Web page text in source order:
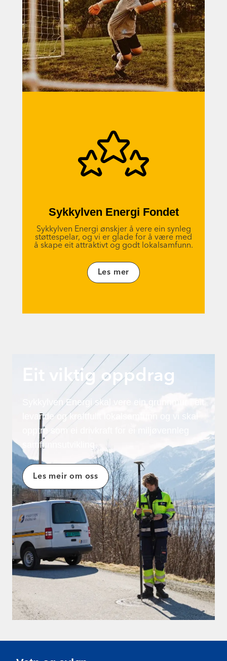
Sykkylven Energi Fondet
Sykkylven Energi ønskjer å vere ein synleg
støttespelar, og vi er glade for å være med
å skape eit attraktivt og godt lokalsamfunn.
Les mer
Eit viktig oppdrag
Sykkylven Energi skal vere ein grunnmur i eit
levande og kraftfullt lokalsamfunn og vi skal
opptre som ei drivkraft for ei miljøvennleg
samfunnsutvikling.
Les meir om oss